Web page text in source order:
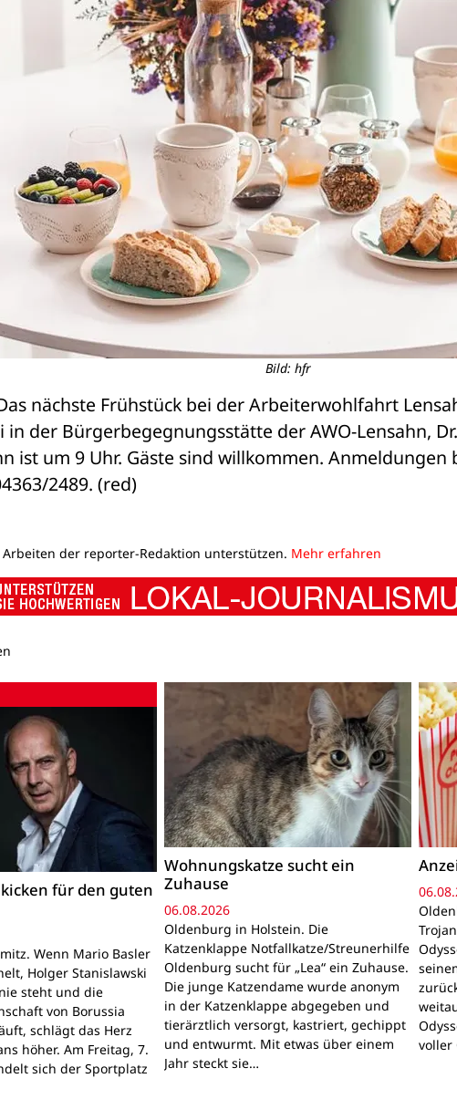
Bild: hfr
nächste Frühstück bei der Arbeiterwohlfahrt
in der Bürgerbegegnungsstätte der AWO-Lensahn,
ist um 9 Uhr. Gäste sind willkommen. Anmeldungen
2489. (red)
Arbeiten der reporter-Redaktion unterstützen. Mehr erfahren
für den guten
Wenn Mario Basler
Holger Stanislawski
steht und die
von Borussia
schlägt das Herz
höher. Am Freitag, 7.
sich der Sportplatz
Wohnungskatze sucht ein
Zuhause
06.08.2026
Oldenburg in Holstein. Die
Katzenklappe Notfallkatze/Streunerhilfe
Oldenburg sucht für „Lea“ ein Zuhause.
Die junge Katzendame wurde anonym
in der Katzenklappe abgegeben und
tierärztlich versorgt, kastriert, gechippt
und entwurmt. Mit etwas über einem
Jahr steckt sie…
voller